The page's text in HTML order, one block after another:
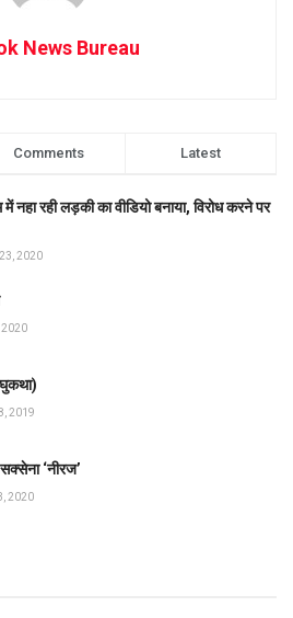
News Bureau
Comments Latest
नहा रही लड़की का वीडियो बनाया, विरोध करने पर
2020
2020
2019
‘नीरज’
2020